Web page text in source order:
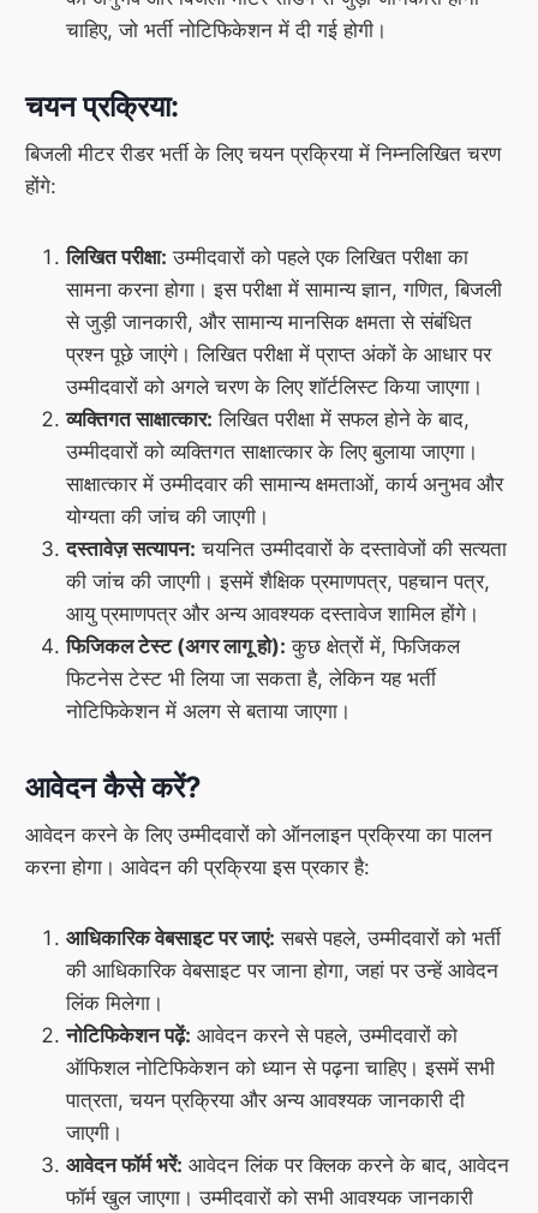
चाहिए, जो भर्ती नोटिफिकेशन में दी गई होगी।
चयन प्रक्रिया:
बिजली मीटर रीडर भर्ती के लिए चयन प्रक्रिया में निम्नलिखित चरण
होंगे:
लिखित परीक्षा: उम्मीदवारों को पहले एक लिखित परीक्षा का
सामना करना होगा। इस परीक्षा में सामान्य ज्ञान, गणित, बिजली
से जुड़ी जानकारी, और सामान्य मानसिक क्षमता से संबंधित
प्रश्न पूछे जाएंगे। लिखित परीक्षा में प्राप्त अंकों के आधार पर
उम्मीदवारों को अगले चरण के लिए शॉर्टलिस्ट किया जाएगा।
व्यक्तिगत साक्षात्कार: लिखित परीक्षा में सफल होने के बाद,
उम्मीदवारों को व्यक्तिगत साक्षात्कार के लिए बुलाया जाएगा।
साक्षात्कार में उम्मीदवार की सामान्य क्षमताओं, कार्य अनुभव और
योग्यता की जांच की जाएगी।
दस्तावेज़ सत्यापन: चयनित उम्मीदवारों के दस्तावेजों की सत्यता
की जांच की जाएगी। इसमें शैक्षिक प्रमाणपत्र, पहचान पत्र,
आयु प्रमाणपत्र और अन्य आवश्यक दस्तावेज शामिल होंगे।
फिजिकल टेस्ट (अगर लागू हो): कुछ क्षेत्रों में, फिजिकल
फिटनेस टेस्ट भी लिया जा सकता है, लेकिन यह भर्ती
नोटिफिकेशन में अलग से बताया जाएगा।
आवेदन कैसे करें?
आवेदन करने के लिए उम्मीदवारों को ऑनलाइन प्रक्रिया का पालन
करना होगा। आवेदन की प्रक्रिया इस प्रकार है:
आधिकारिक वेबसाइट पर जाएं: सबसे पहले, उम्मीदवारों को भर्ती
की आधिकारिक वेबसाइट पर जाना होगा, जहां पर उन्हें आवेदन
लिंक मिलेगा।
नोटिफिकेशन पढ़ें: आवेदन करने से पहले, उम्मीदवारों को
ऑफिशल नोटिफिकेशन को ध्यान से पढ़ना चाहिए। इसमें सभी
पात्रता, चयन प्रक्रिया और अन्य आवश्यक जानकारी दी
जाएगी।
आवेदन फॉर्म भरें: आवेदन लिंक पर क्लिक करने के बाद, आवेदन
फॉर्म खुल जाएगा। उम्मीदवारों को सभी आवश्यक जानकारी